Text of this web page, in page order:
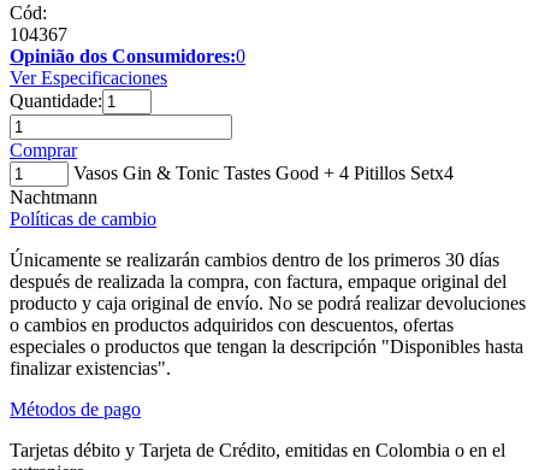
Cód:
104367
Opinião dos Consumidores:0
Ver Especificaciones
Quantidade:
Comprar
Vasos Gin & Tonic Tastes Good + 4 Pitillos Setx4
Nachtmann
Políticas de cambio
Únicamente se realizarán cambios dentro de los primeros 30 días
después de realizada la compra, con factura, empaque original del
producto y caja original de envío. No se podrá realizar devoluciones
o cambios en productos adquiridos con descuentos, ofertas
especiales o productos que tengan la descripción "Disponibles hasta
finalizar existencias".
Métodos de pago
Tarjetas débito y Tarjeta de Crédito, emitidas en Colombia o en el